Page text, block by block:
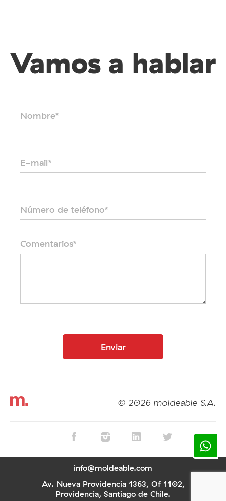
Vamos a hablar
Nombre*
E-mail*
Número de teléfono*
Comentarios*
Enviar
© 2026 moldeable S.A.
info@moldeable.com
Av. Nueva Providencia 1363, Of 1102,
Providencia, Santiago de Chile.